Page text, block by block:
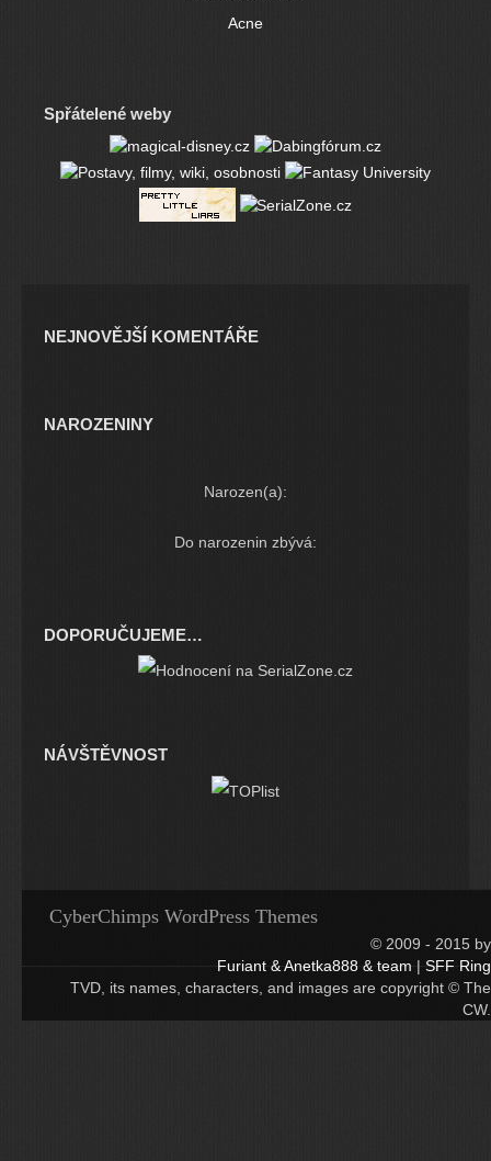
Acne
Spřátelené weby
NEJNOVĚJŠÍ KOMENTÁŘE
NAROZENINY
Narozen(a):
Do narozenin zbývá:
DOPORUČUJEME…
NÁVŠTĚVNOST
CyberChimps WordPress Themes
© 2009 - 2015 by
Furiant & Anetka888 & team | SFF Ring
TVD, its names, characters, and images are copyright © The
CW.